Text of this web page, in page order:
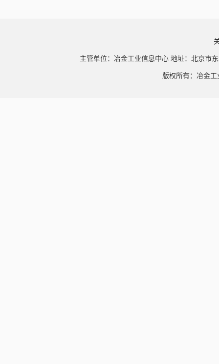
主管单位：冶金工业信息中心 地址：北京市
版权所有：冶金